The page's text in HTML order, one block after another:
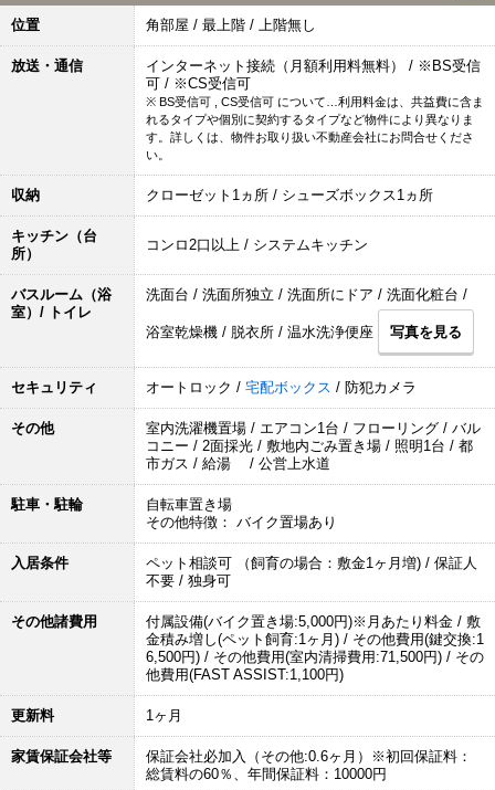
位置 角部屋 / 最上階 / 上階無し
放送・通信
インターネット接続（月額利用料無料） / ※BS受信
可 / ※CS受信可
※ BS受信可 , CS受信可 について…利用料金は、共益費に含ま
れるタイプや個別に契約するタイプなど物件により異なりま
す。詳しくは、物件お取り扱い不動産会社にお問合せくださ
い。
収納 クローゼット1ヵ所 / シューズボックス1ヵ所
キッチン（台
所）
コンロ2口以上 / システムキッチン
バスルーム（浴
室）/ トイレ
洗面台 / 洗面所独立 / 洗面所にドア / 洗面化粧台 /
浴室乾燥機 / 脱衣所 / 温水洗浄便座 写真を見る
セキュリティ オートロック / 宅配ボックス / 防犯カメラ
その他
室内洗濯機置場 / エアコン1台 / フローリング / バル
コニー / 2面採光 / 敷地内ごみ置き場 / 照明1台 / 都
市ガス / 給湯 / 公営上水道
駐車・駐輪
自転車置き場
その他特徴： バイク置場あり
入居条件
ペット相談可 （飼育の場合：敷金1ヶ月増) / 保証人
不要 / 独身可
その他諸費用
付属設備(バイク置き場:5,000円)※月あたり料金 / 敷
金積み増し(ペット飼育:1ヶ月) / その他費用(鍵交換:1
6,500円) / その他費用(室内清掃費用:71,500円) / その
他費用(FAST ASSIST:1,100円)
更新料 1ヶ月
家賃保証会社等
保証会社必加入（その他:0.6ヶ月）※初回保証料：
総賃料の60％、年間保証料：10000円